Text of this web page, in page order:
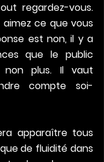
regardez-vous.
ce que vous
est non, il y a
que le public
non plus. Il vaut
compte soi-
apparaître tous
de fluidité dans